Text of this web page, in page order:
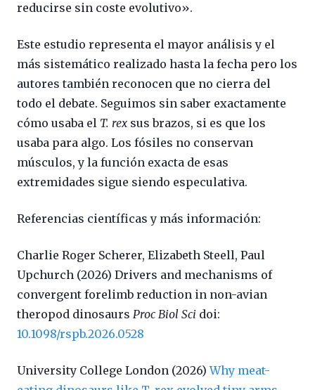
reducirse sin coste evolutivo».
Este estudio representa el mayor análisis y el
más sistemático realizado hasta la fecha pero los
autores también reconocen que no cierra del
todo el debate. Seguimos sin saber exactamente
cómo usaba el T. rex sus brazos, si es que los
usaba para algo. Los fósiles no conservan
músculos, y la función exacta de esas
extremidades sigue siendo especulativa.
Referencias científicas y más información:
Charlie Roger Scherer, Elizabeth Steell, Paul
Upchurch (2026) Drivers and mechanisms of
convergent forelimb reduction in non-avian
theropod dinosaurs Proc Biol Sci doi:
10.1098/rspb.2026.0528
University College London (2026)Why meat-